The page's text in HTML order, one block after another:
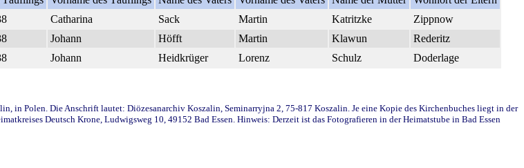
Catharina Sack Martin Katritzke
Zippnow
Johann Höfft Martin Klawun
Rederitz
Johann Heidkrüger Lorenz Schulz Doderlage
in Polen. Die Anschrift lautet: Diözesanarchiv Koszalin, Seminarryjna 2, 75-817 Koszalin. Je eine Kopie des Kirchenbuches liegt in der
Deutsch Krone, Ludwigsweg 10, 49152 Bad Essen. Hinweis: Derzeit ist das Fotografieren in der Heimatstube in Bad Essen